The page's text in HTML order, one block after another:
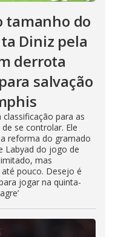
tamanho do
Diniz pela
derrota
salvação
para as
se controlar. Ele
reforma do gramado
Labyad do jogo de
mas
pouco. Desejo é
jogar na quinta-